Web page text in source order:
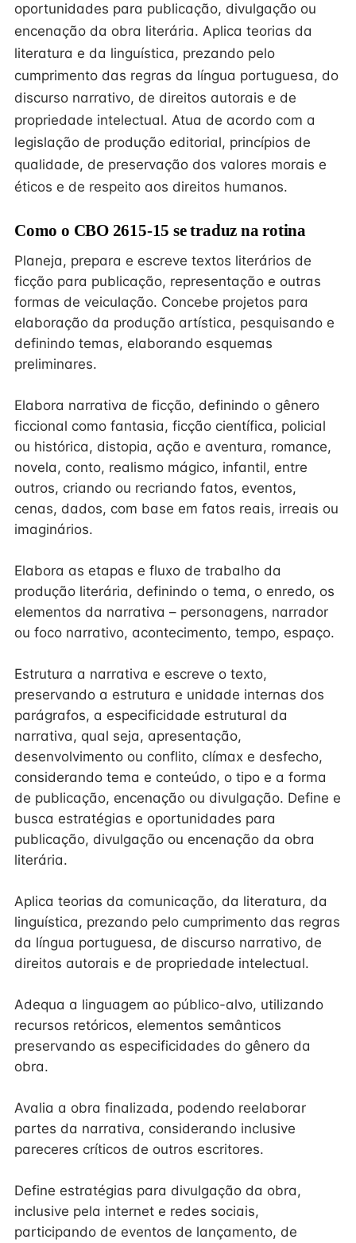
oportunidades para publicação, divulgação ou
encenação da obra literária. Aplica teorias da
literatura e da linguística, prezando pelo
cumprimento das regras da língua portuguesa, do
discurso narrativo, de direitos autorais e de
propriedade intelectual. Atua de acordo com a
legislação de produção editorial, princípios de
qualidade, de preservação dos valores morais e
éticos e de respeito aos direitos humanos.
Como o CBO 2615-15 se traduz na rotina
Planeja, prepara e escreve textos literários de
ficção para publicação, representação e outras
formas de veiculação. Concebe projetos para
elaboração da produção artística, pesquisando e
definindo temas, elaborando esquemas
preliminares.
Elabora narrativa de ficção, definindo o gênero
ficcional como fantasia, ficção científica, policial
ou histórica, distopia, ação e aventura, romance,
novela, conto, realismo mágico, infantil, entre
outros, criando ou recriando fatos, eventos,
cenas, dados, com base em fatos reais, irreais ou
imaginários.
Elabora as etapas e fluxo de trabalho da
produção literária, definindo o tema, o enredo, os
elementos da narrativa – personagens, narrador
ou foco narrativo, acontecimento, tempo, espaço.
Estrutura a narrativa e escreve o texto,
preservando a estrutura e unidade internas dos
parágrafos, a especificidade estrutural da
narrativa, qual seja, apresentação,
desenvolvimento ou conflito, clímax e desfecho,
considerando tema e conteúdo, o tipo e a forma
de publicação, encenação ou divulgação. Define e
busca estratégias e oportunidades para
publicação, divulgação ou encenação da obra
literária.
Aplica teorias da comunicação, da literatura, da
linguística, prezando pelo cumprimento das regras
da língua portuguesa, de discurso narrativo, de
direitos autorais e de propriedade intelectual.
Adequa a linguagem ao público-alvo, utilizando
recursos retóricos, elementos semânticos
preservando as especificidades do gênero da
obra.
Avalia a obra finalizada, podendo reelaborar
partes da narrativa, considerando inclusive
pareceres críticos de outros escritores.
Define estratégias para divulgação da obra,
inclusive pela internet e redes sociais,
participando de eventos de lançamento, de